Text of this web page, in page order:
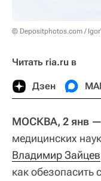
© Depositphotos.com /
Читать ria.ru в
Дзен
МОСКВА, 2 янв
медицинских
Владимир Зайцев
как обезопасить